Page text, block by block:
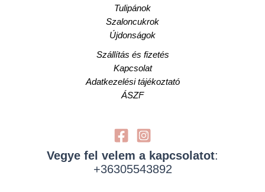
Tulipánok
Szaloncukrok
Újdonságok
Szállítás és fizetés
Kapcsolat
Adatkezelési tájékoztató
ÁSZF
Vegye fel velem a kapcsolatot:
+36305543892